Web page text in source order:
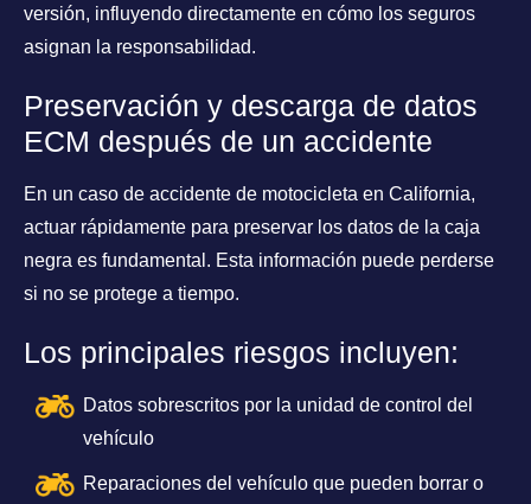
versión, influyendo directamente en cómo los seguros
asignan la responsabilidad.
Preservación y descarga de datos
ECM después de un accidente
En un caso de accidente de motocicleta en California,
actuar rápidamente para preservar los datos de la caja
negra es fundamental. Esta información puede perderse
si no se protege a tiempo.
Los principales riesgos incluyen:
Datos sobrescritos por la unidad de control del
vehículo
Reparaciones del vehículo que pueden borrar o